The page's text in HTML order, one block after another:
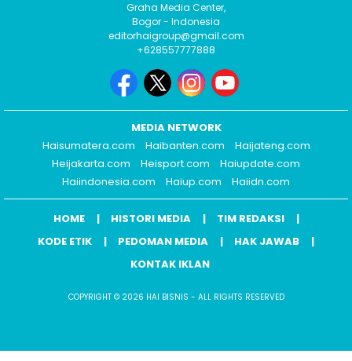
Graha Media Center,
Bogor - Indonesia
editorhaigroup@gmail.com
+628557777888
MEDIA NETWORK
Haisumatera.com
Haibanten.com
Haijateng.com
Heijakarta.com
Heisport.com
Haiupdate.com
Haiindonesia.com
Haiup.com Haiidn.com
HOME HISTORI MEDIA
TIM REDAKSI
KODE ETIK
PEDOMAN MEDIA
HAK JAWAB
KONTAK IKLAN
COPYRIGHT © 2026 HAI BISNIS - ALL RIGHTS RESERVED